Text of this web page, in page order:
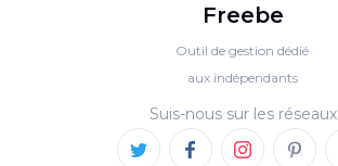
Freebe
Outil de gestion dédié
aux indépendants
Suis-nous sur les réseaux